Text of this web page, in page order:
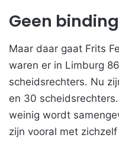
Geen binding
Maar daar gaat Frits
waren er in Limburg
scheidsrechters. Nu
en 30
weinig wordt
zijn vooral met